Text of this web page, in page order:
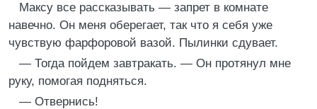
Максу все рассказывать — запрет в комнате
навечно. Он меня оберегает, так что я себя уже
чувствую фарфоровой вазой. Пылинки сдувает.
— Тогда пойдем завтракать. — Он протянул мне
руку, помогая подняться.
— Отвернись!